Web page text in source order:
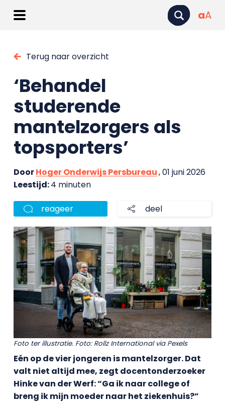
aA
Terug naar overzicht
‘Behandel
studerende
mantelzorgers als
topsporters’
DoorHoger Onderwijs Persbureau, 01 juni 2026
Leestijd:4 minuten
reageer deel
Foto ter illustratie. Foto: Rollz International via Pexels
Eén op de vier jongeren is mantelzorger. Dat
valt niet altijd mee, zegt docentonderzoeker
Hinke van der Werf: “Ga ik naar college of
breng ik mijn moeder naar het ziekenhuis?”